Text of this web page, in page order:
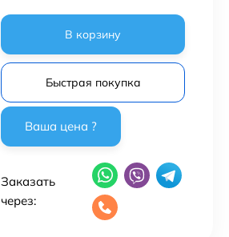
В корзину
Быстрая покупка
Заказать
через: